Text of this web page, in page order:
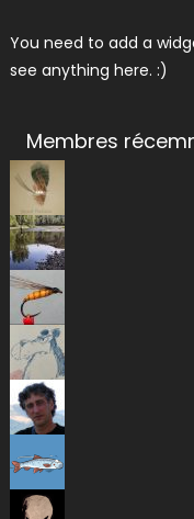
You need to add a
see anything here. :)
Membres